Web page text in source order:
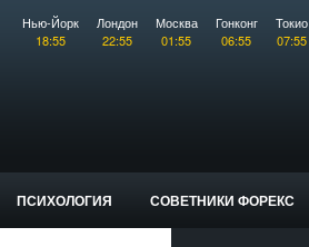
Нью-Йорк
18:55
Лондон
22:55
Москва
01:55
Гонконг
06:55
Токио
07:55
ПСИХОЛОГИЯ
СОВЕТНИКИ ФОРЕКС